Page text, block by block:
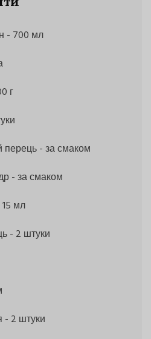
- 700 мл
г
перець- за смаком
- за смаком
мл
- 2 штуки
- 2 штуки